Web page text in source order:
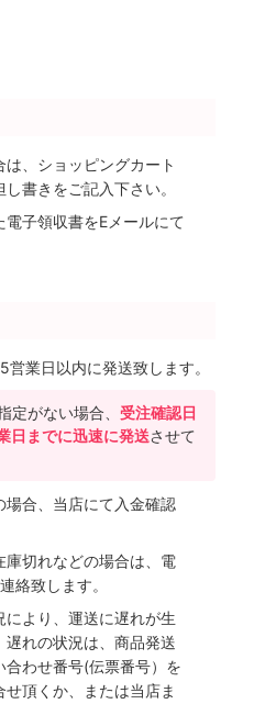
、ショッピングカート
書きをご記入下さい。
子領収書をEメールにて
業日以内に発送致します。
がない場合、 受注確認日
日までに迅速に発送させて
合、当店にて入金確認
庫切れなどの場合は、電
絡致します。
より、運送に遅れが生
遅れの状況は、商品発送
わせ番号(伝票番号）を
頂くか、または当店ま